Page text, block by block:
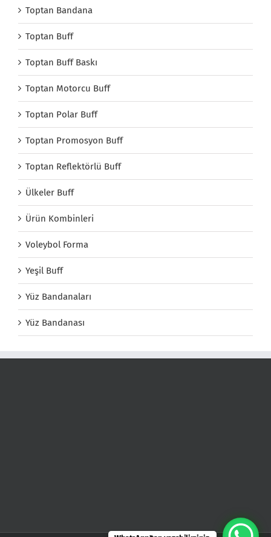
Toptan Bandana
Toptan Buff
Toptan Buff Baskı
Toptan Motorcu Buff
Toptan Polar Buff
Toptan Promosyon Buff
Toptan Reflektörlü Buff
Ülkeler Buff
Ürün Kombinleri
Voleybol Forma
Yeşil Buff
Yüz Bandanaları
Yüz Bandanası